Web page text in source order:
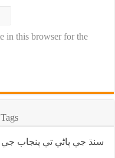
in this browser for the
Tags
سنڌ جي پاڻي تي پنجاب